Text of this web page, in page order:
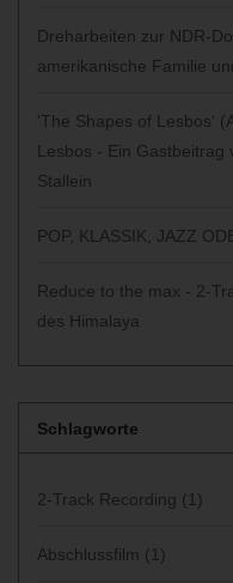
Dreharbeiten zur NDR-
amerikanische Familie
'The Shapes of Lesbos‘
Lesbos - Ein Gastbeitrag
Stallein
POP, KLASSIK, JAZZ
Reduce to the max - 2-
des Himalaya
Schlagworte
2-Track Recording (1)
Abschlussfilm (1)